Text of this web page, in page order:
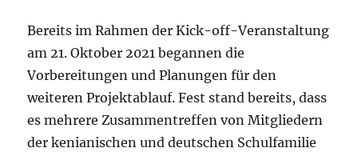
Bereits im Rahmen der Kick-off-Veranstaltung
am 21. Oktober 2021 begannen die
Vorbereitungen und Planungen für den
weiteren Projektablauf. Fest stand bereits, dass
es mehrere Zusammentreffen von Mitgliedern
der kenianischen und deutschen Schulfamilie